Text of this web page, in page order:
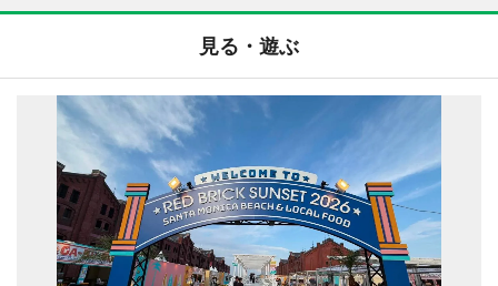
見る・遊ぶ